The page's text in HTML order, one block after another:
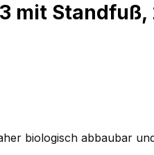
mit
biologisch abbaubar